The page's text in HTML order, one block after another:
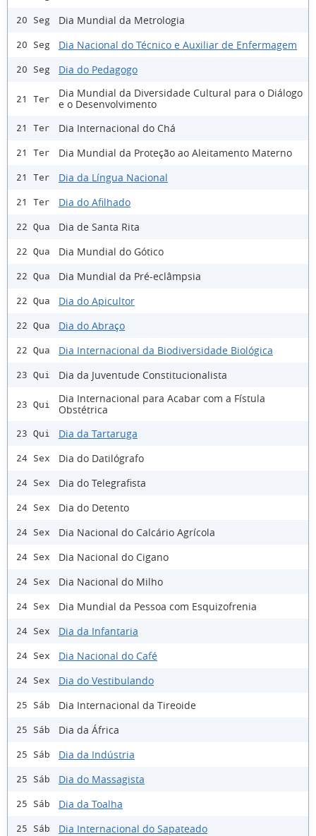
20 Seg Dia Mundial da Metrologia
20 Seg Dia Nacional do Técnico e Auxiliar de Enfermagem
20 Seg Dia do Pedagogo
21 Ter
Dia Mundial da Diversidade Cultural para o Diálogo
e o Desenvolvimento
21 Ter Dia Internacional do Chá
21 Ter Dia Mundial da Proteção ao Aleitamento Materno
21 Ter Dia da Língua Nacional
21 Ter Dia do Afilhado
22 Qua Dia de Santa Rita
22 Qua Dia Mundial do Gótico
22 Qua Dia Mundial da Pré-eclâmpsia
22 Qua Dia do Apicultor
22 Qua Dia do Abraço
22 Qua Dia Internacional da Biodiversidade Biológica
23 Qui Dia da Juventude Constitucionalista
23 Qui
Dia Internacional para Acabar com a Fístula
Obstétrica
23 Qui Dia da Tartaruga
24 Sex Dia do Datilógrafo
24 Sex Dia do Telegrafista
24 Sex Dia do Detento
24 Sex Dia Nacional do Calcário Agrícola
24 Sex Dia Nacional do Cigano
24 Sex Dia Nacional do Milho
24 Sex Dia Mundial da Pessoa com Esquizofrenia
24 Sex Dia da Infantaria
24 Sex Dia Nacional do Café
24 Sex Dia do Vestibulando
25 Sáb Dia Internacional da Tireoide
25 Sáb Dia da África
25 Sáb Dia da Indústria
25 Sáb Dia do Massagista
25 Sáb Dia da Toalha
25 Sáb Dia Internacional do Sapateado